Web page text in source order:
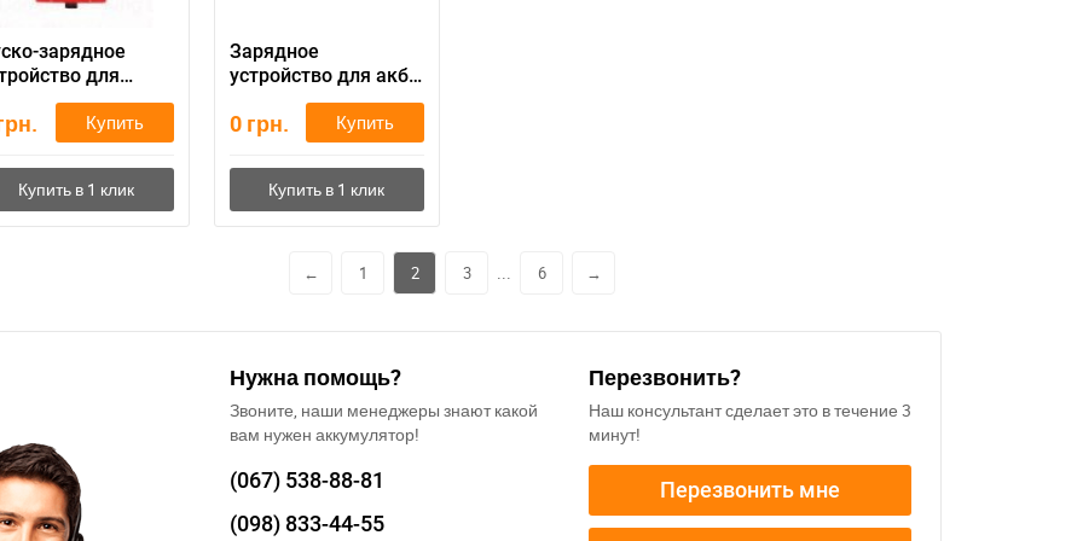
зарядное
для
BSCH-
Купить
Зарядное
устройство для акб
0 грн. Купить
← 1 2 3 ... 6 →
Нужна помощь?
Звоните, наши менеджеры знают какой
вам нужен аккумулятор!
(067) 538-88-81
(098) 833-44-55
Перезвонить?
Наш консультант сделает это в течение 3
минут!
Перезвонить мне